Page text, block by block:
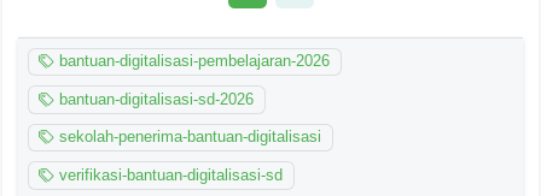
bantuan-digitalisasi-pembelajaran-2026
bantuan-digitalisasi-sd-2026
sekolah-penerima-bantuan-digitalisasi
verifikasi-bantuan-digitalisasi-sd